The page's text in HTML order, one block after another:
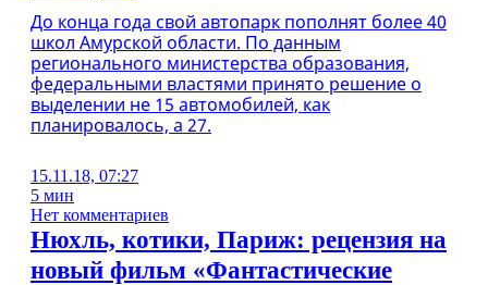
До конца года свой автопарк пополнят более 40
школ Амурской области. По данным
регионального министерства образования,
федеральными властями принято решение о
выделении не 15 автомобилей, как
планировалось, а 27.
15.11.18, 07:27
5 мин
Нет комментариев
Нюхль, котики, Париж: рецензия на
новый фильм «Фантастические